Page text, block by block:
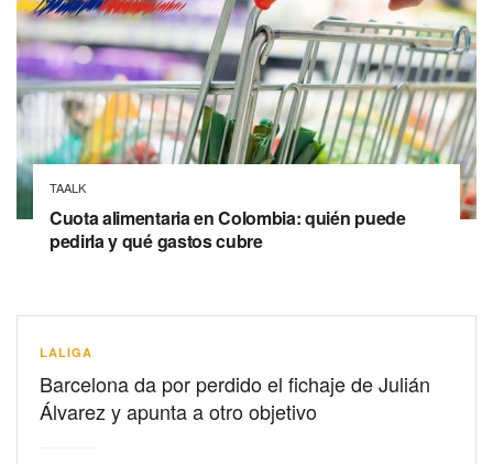
TAALK
Cuota alimentaria en Colombia: quién puede
pedirla y qué gastos cubre
LALIGA
Barcelona da por perdido el fichaje de Julián
Álvarez y apunta a otro objetivo